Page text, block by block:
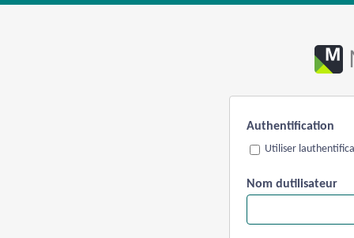
Authentification
Utiliser
Nom dutilisateur